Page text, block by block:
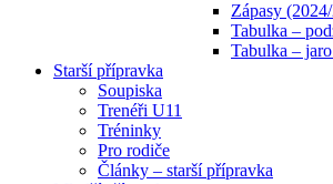
Zápasy
Tabulka –
Tabulka –
Starší přípravka
Soupiska
Trenéři U11
Tréninky
Pro rodiče
Články – starší přípravka